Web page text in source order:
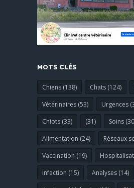
MOTS CLÉS
Chiens (138) Chats (124)
Vétérinaires (53)
Urgences
Chiots (33)
(31)
Soins
Alimentation (24)
Réseaux
Vaccination (19)
infection (15)
Analyses (14)